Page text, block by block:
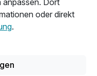
im Herbst 2019
Restaurant KWB im
Hotel Stadtpalais. In
wird eine Vielfalt aus
oder direkt
.